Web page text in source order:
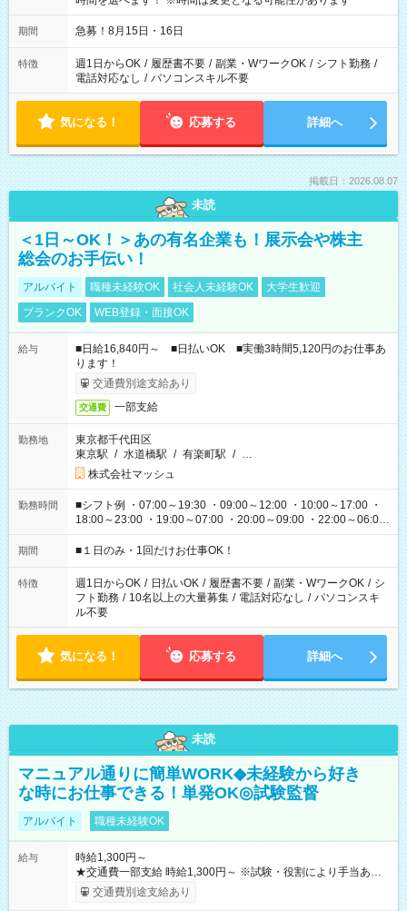
期間 急募！8月15日・16日
特徴 週1日からOK / 履歴書不要 / 副業・WワークOK / シフト勤務 /
電話対応なし / パソコンスキル不要
気になる！ 応募する 詳細へ
掲載日：2026.08.07
未読
＜1日～OK！＞あの有名企業も！展示会や株主
総会のお手伝い！
アルバイト 職種未経験OK 社会人未経験OK
大学生歓迎
ブランクOK
WEB登録・面接OK
給与
■日給16,840円～ ■日払いOK ■実働3時間5,120円のお仕事あ
ります！
交通費別途支給あり
交通費 一部支給
勤務地
東京都千代田区
東京駅 / 水道橋駅 / 有楽町駅 / …
株式会社マッシュ
勤務時間
■シフト例 ・07:00～19:30 ・09:00～12:00 ・10:00～17:00 ・
18:00～23:00 ・19:00～07:00 ・20:00～09:00 ・22:00～06:00
etc ★最短で3時間で5,120円のお仕事から 15時間で2万円近く稼
げるお仕事も！ ご希望のお時間に合わせてご紹介！ ※シフトは
ください！
期間 ■１日のみ・1回だけお仕事OK！
特徴 週1日からOK / 日払いOK / 履歴書不要 / 副業・WワークOK / シ
フト勤務 / 10名以上の大量募集 / 電話対応なし / パソコンスキ
ル不要
気になる！ 応募する 詳細へ
未読
マニュアル通りに簡単WORK◆未経験から好き
な時にお仕事できる！単発OK◎試験監督
アルバイト 職種未経験OK
給与
時給1,300円～
★交通費一部支給 時給1,300円～ ※試験・役割により手当あり
※勤務回数により昇給あり 【即給（前払い）オプションあ
り！】 希望される場合、勤務から1週間ほどで給与の一部を受け
交通費別途支給あり